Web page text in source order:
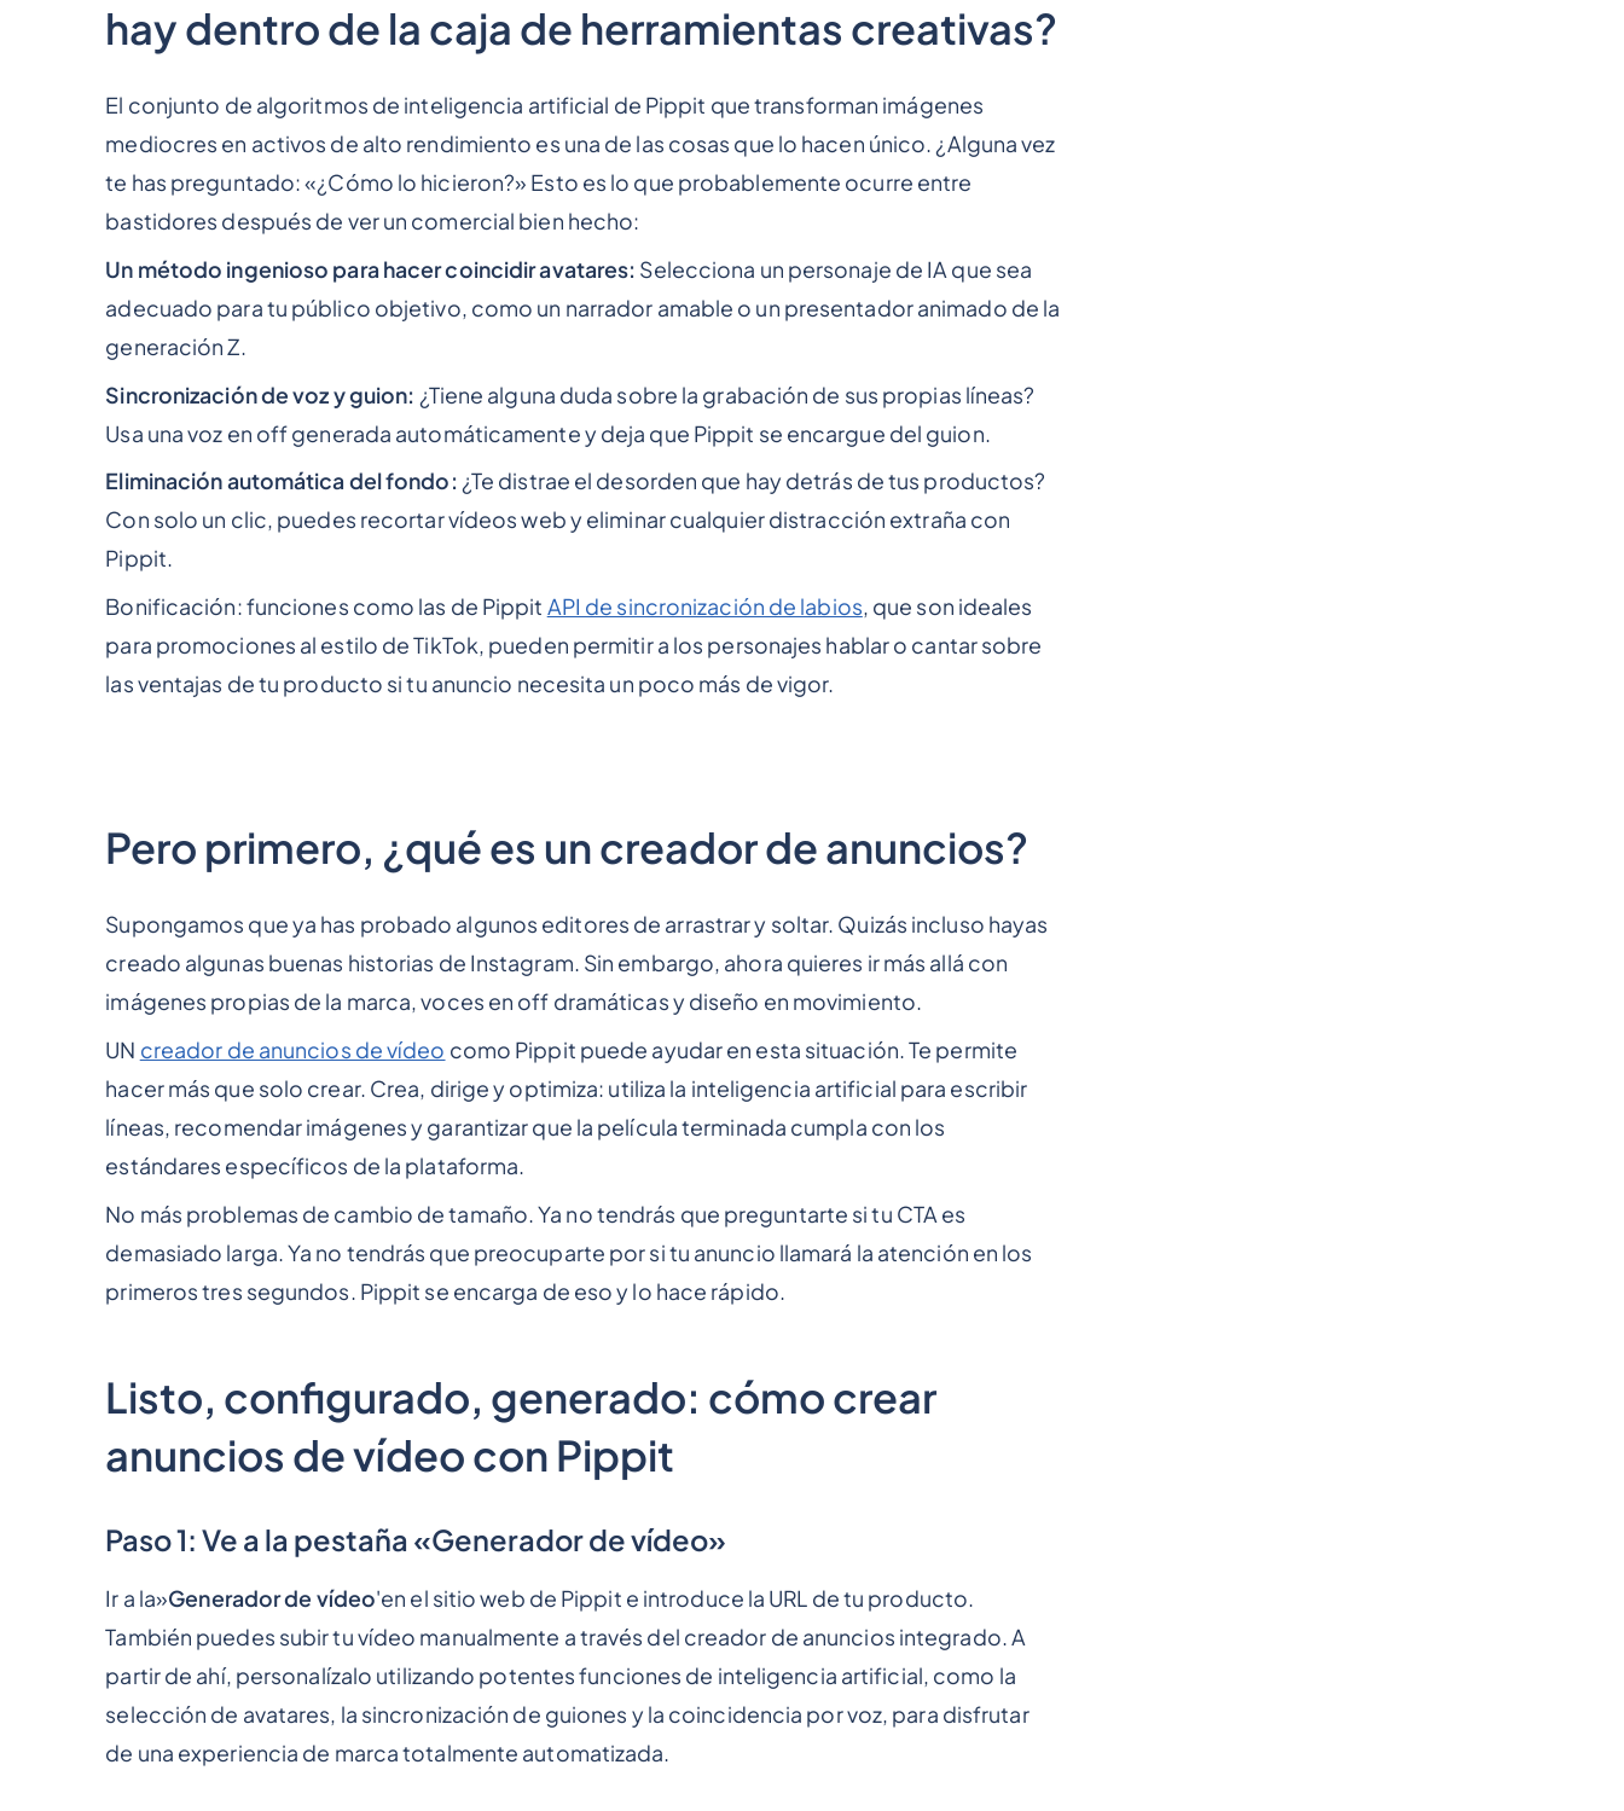
hay dentro de la caja de herramientas creativas?
El conjunto de algoritmos de inteligencia artificial de Pippit que transforman imágenes
mediocres en activos de alto rendimiento es una de las cosas que lo hacen único. ¿Alguna vez
te has preguntado: «¿Cómo lo hicieron?» Esto es lo que probablemente ocurre entre
bastidores después de ver un comercial bien hecho:
Un método ingenioso para hacer coincidir avatares: Selecciona un personaje de IA que sea
adecuado para tu público objetivo, como un narrador amable o un presentador animado de la
generación Z.
Sincronización de voz y guion: ¿Tiene alguna duda sobre la grabación de sus propias líneas?
Usa una voz en off generada automáticamente y deja que Pippit se encargue del guion.
Eliminación automática del fondo: ¿Te distrae el desorden que hay detrás de tus productos?
Con solo un clic, puedes recortar vídeos web y eliminar cualquier distracción extraña con
Pippit.
Bonificación: funciones como las de Pippit API de sincronización de labios, que son ideales
para promociones al estilo de TikTok, pueden permitir a los personajes hablar o cantar sobre
las ventajas de tu producto si tu anuncio necesita un poco más de vigor.
Pero primero, ¿qué es un creador de anuncios?
Supongamos que ya has probado algunos editores de arrastrar y soltar. Quizás incluso hayas
creado algunas buenas historias de Instagram. Sin embargo, ahora quieres ir más allá con
imágenes propias de la marca, voces en off dramáticas y diseño en movimiento.
UN creador de anuncios de vídeo como Pippit puede ayudar en esta situación. Te permite
hacer más que solo crear. Crea, dirige y optimiza: utiliza la inteligencia artificial para escribir
líneas, recomendar imágenes y garantizar que la película terminada cumpla con los
estándares específicos de la plataforma.
No más problemas de cambio de tamaño. Ya no tendrás que preguntarte si tu CTA es
demasiado larga. Ya no tendrás que preocuparte por si tu anuncio llamará la atención en los
primeros tres segundos. Pippit se encarga de eso y lo hace rápido.
Listo, configurado, generado: cómo crear
anuncios de vídeo con Pippit
Paso 1: Ve a la pestaña «Generador de vídeo»
Ir a la»Generador de vídeo'en el sitio web de Pippit e introduce la URL de tu producto.
También puedes subir tu vídeo manualmente a través del creador de anuncios integrado. A
partir de ahí, personalízalo utilizando potentes funciones de inteligencia artificial, como la
selección de avatares, la sincronización de guiones y la coincidencia por voz, para disfrutar
de una experiencia de marca totalmente automatizada.